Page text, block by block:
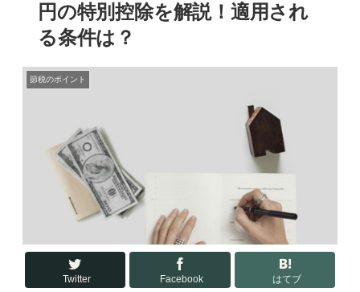
円の特別控除を解説！適用され
る条件は？
節税のポイント
Twitter Facebook はてブ